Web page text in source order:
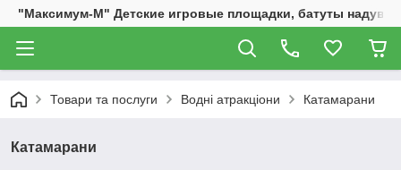
"Максимум-М" Детские игровые площадки, батуты
Товари та послуги Водні атракціони Катамарани
Катамарани